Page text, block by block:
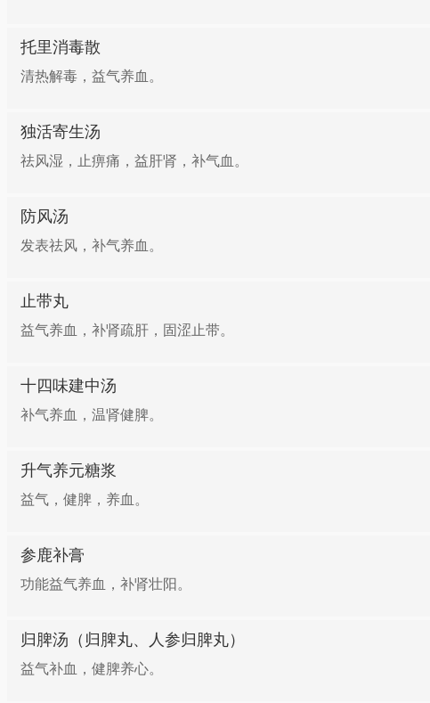
托里消毒散
清热解毒，益气养血。
独活寄生汤
祛风湿，止痹痛，益肝肾，补气血。
防风汤
发表祛风，补气养血。
止带丸
益气养血，补肾疏肝，固涩止带。
十四味建中汤
补气养血，温肾健脾。
升气养元糖浆
益气，健脾，养血。
参鹿补膏
功能益气养血，补肾壮阳。
归脾汤（归脾丸、人参归脾丸）
益气补血，健脾养心。